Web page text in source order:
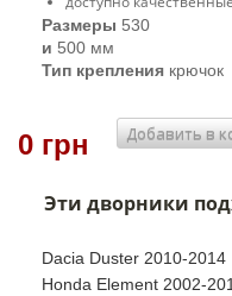
Размеры 530
и 500 мм
Тип крепления крючок
Добавить в
0 грн
Эти дворники
Dacia Duster 2010-2014
Honda Element 2002-